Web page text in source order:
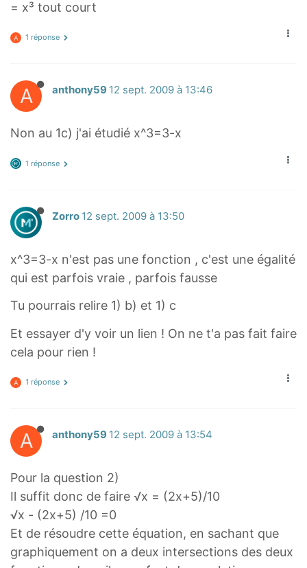
= x³ tout court
A 1 réponse
A anthony59 12 sept. 2009 à 13:46
Non au 1c) j'ai étudié x^3=3-x
1 réponse
Zorro 12 sept. 2009 à 13:50
x^3=3-x n'est pas une fonction , c'est une égalité
qui est parfois vraie , parfois fausse
Tu pourrais relire 1) b) et 1) c
Et essayer d'y voir un lien ! On ne t'a pas fait faire
cela pour rien !
A 1 réponse
A anthony59 12 sept. 2009 à 13:54
Pour la question 2)
Il suffit donc de faire √x = (2x+5)/10
√x - (2x+5) /10 =0
Et de résoudre cette équation, en sachant que
graphiquement on a deux intersections des deux